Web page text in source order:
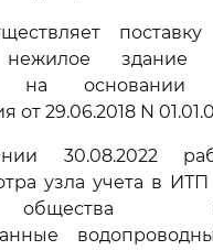
поставку
здание
на основании
29.06.2018 N
30.08.2022
узла учета в